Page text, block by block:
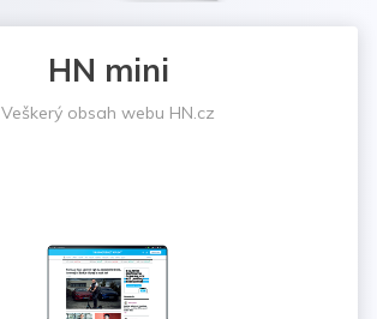
HN mini
Veškerý obsah webu HN.cz